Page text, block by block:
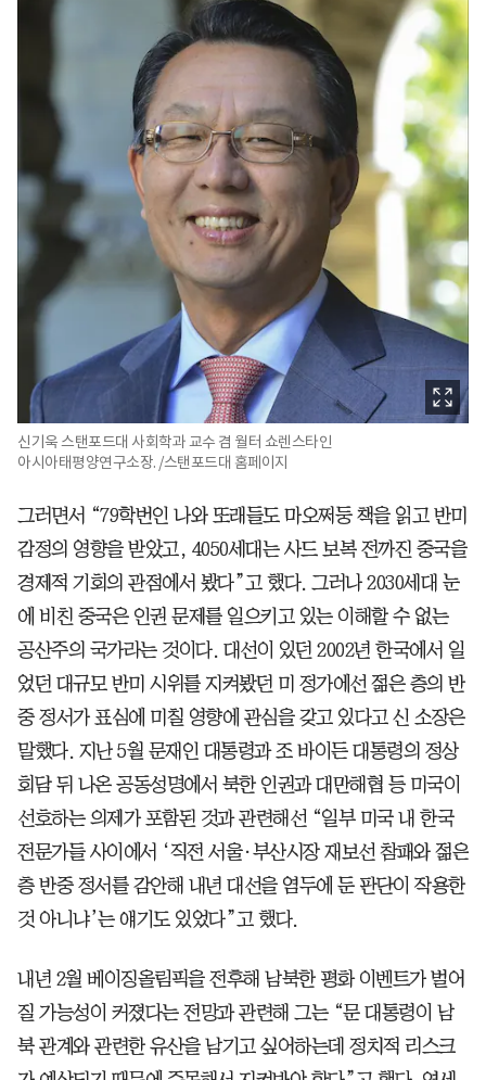
신기욱 스탠포드대 사회학과 교수 겸 월터 쇼렌스타인
아시아태평양연구소장. /스탠포드대 홈페이지
그러면서 “79학번인 나와 또래들도 마오쩌둥 책을 읽고 반미
감정의 영향을 받았고, 4050세대는 사드 보복 전까진 중국을
경제적 기회의 관점에서 봤다”고 했다. 그러나 2030세대 눈
에 비친 중국은 인권 문제를 일으키고 있는 이해할 수 없는
공산주의 국가라는 것이다. 대선이 있던 2002년 한국에서 일
었던 대규모 반미 시위를 지켜봤던 미 정가에선 젊은 층의 반
중 정서가 표심에 미칠 영향에 관심을 갖고 있다고 신 소장은
말했다. 지난 5월 문재인 대통령과 조 바이든 대통령의 정상
회담 뒤 나온 공동성명에서 북한 인권과 대만해협 등 미국이
선호하는 의제가 포함된 것과 관련해선 “일부 미국 내 한국
전문가들 사이에서 ‘직전 서울·부산시장 재보선 참패와 젊은
층 반중 정서를 감안해 내년 대선을 염두에 둔 판단이 작용한
것 아니냐’는 얘기도 있었다”고 했다.
내년 2월 베이징올림픽을 전후해 남북한 평화 이벤트가 벌어
질 가능성이 커졌다는 전망과 관련해 그는 “문 대통령이 남
북 관계와 관련한 유산을 남기고 싶어하는데 정치적 리스크